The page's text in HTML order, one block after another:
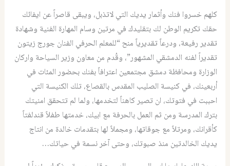
كلهم خسروا فنك وأثمار يديك التي لاتذبل، ويبقى قاصراً عن ايفائك
حقك تكريم الوطن لك بتقليدك في مرتين وسام المهارة الفنية وشهادة
تقدير رفيعة، ودرعاً تقديرياً منح “للمعلم الحرفي الفنان جورج زيتون
تقديراً لفنه الدمشقي المشهور”، وقُدم من معاون وزير السياحة واركان
الوزارة ومحافظة دمشق مجتمعين اعترافاً بفنك بحضور المئات في
أربعينك، في كنيسة الصليب المقدس بالقصاع، تلك الكنيسة التي
احببت في فتوتك، ان تصير كاهناً لتخدمها، ولما لم تتحقق امنيتك
بترك المدرسة ومن ثم العمل بالحرفة مع ابيك، خدمتها طفلاً قندلفتاً
كأقرانك، ومرتلاً مع جوقاتها، ومجملاً لها بتقدمات خالدة من انتاج
يديك الخالدتين منذ صبوتك، وحتى آخر نسمة في حياتك…